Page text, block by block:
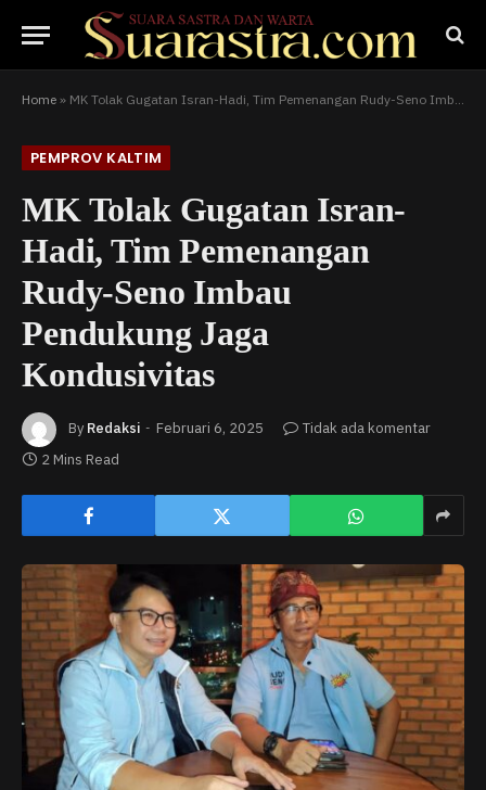
Home » MK Tolak Gugatan Isran-Hadi, Tim Pemenangan Rudy-Seno Imbau Pendukung Jaga Kondusivitas
PEMPROV KALTIM
MK Tolak Gugatan Isran-
Hadi, Tim Pemenangan
Rudy-Seno Imbau
Pendukung Jaga
Kondusivitas
By Redaksi Februari 6, 2025
Tidak ada komentar
2 Mins Read